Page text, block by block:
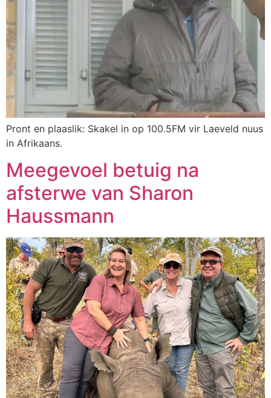
Pront en plaaslik: Skakel in op 100.5FM vir Laeveld nuus
in Afrikaans.
Meegevoel betuig na
afsterwe van Sharon
Haussmann